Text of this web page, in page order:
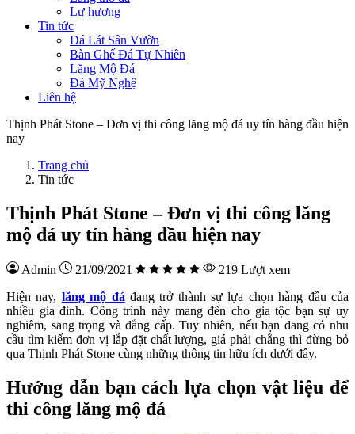
Lư hương
Tin tức
Đá Lát Sân Vườn
Bàn Ghế Đá Tự Nhiên
Lăng Mộ Đá
Đá Mỹ Nghệ
Liên hệ
Thịnh Phát Stone – Đơn vị thi công lăng mộ đá uy tín hàng đầu hiện
nay
Trang chủ
Tin tức
Thịnh Phát Stone – Đơn vị thi công lăng
mộ đá uy tín hàng đầu hiện nay
Admin 21/09/2021
219 Lượt xem
Hiện nay, lăng mộ đá đang trở thành sự lựa chọn hàng đầu của
nhiều gia đình. Công trình này mang đến cho gia tộc bạn sự uy
nghiêm, sang trọng và đẳng cấp. Tuy nhiên, nếu bạn đang có nhu
cầu tìm kiếm đơn vị lắp đặt chất lượng, giá phải chẳng thì đừng bỏ
qua Thịnh Phát Stone cùng những thông tin hữu ích dưới đây.
Hướng dẫn bạn cách lựa chọn vật liệu để
thi công lăng mộ đá